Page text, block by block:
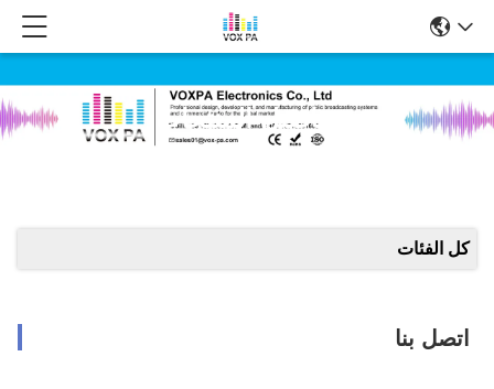
تفاصيل المنتجات
كل الفئات
اتصل بنا